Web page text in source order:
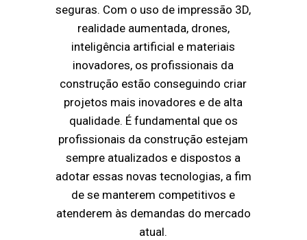
seguras. Com o uso de impressão 3D,
realidade aumentada, drones,
inteligência artificial e materiais
inovadores, os profissionais da
construção estão conseguindo criar
projetos mais inovadores e de alta
qualidade. É fundamental que os
profissionais da construção estejam
sempre atualizados e dispostos a
adotar essas novas tecnologias, a fim
de se manterem competitivos e
atenderem às demandas do mercado
atual.